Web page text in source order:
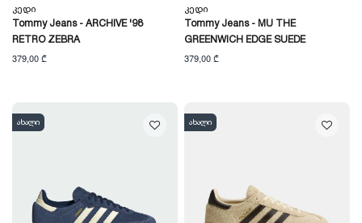
Კედი
Tommy Jeans - ARCHIVE '98
RETRO ZEBRA
379,00 ₾
Კედი
Tommy Jeans - MU THE
GREENWICH EDGE SUEDE
379,00 ₾
ახალი ახალი